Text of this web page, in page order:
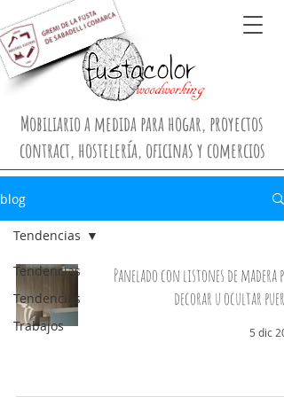
Mobiliario a medida para hogar, proyectos
contract, hostelería, oficinas y comercios
blog
Tendencias
Tendencias
Trabajos
Tendencias
Panelado con listones de madera
decorar u ocultar
5 dic